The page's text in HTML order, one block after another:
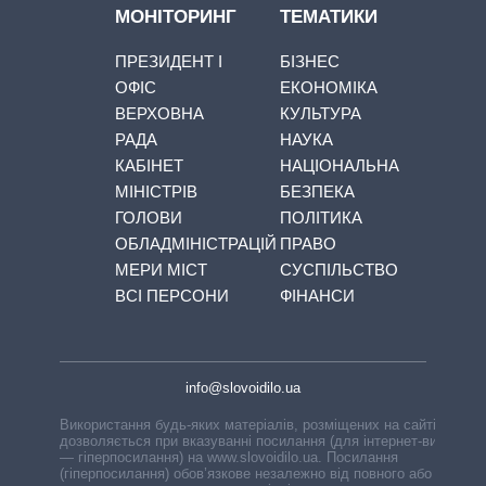
МОНІТОРИНГ
ПРЕЗИДЕНТ І
ОФІС
ВЕРХОВНА
РАДА
КАБІНЕТ
МІНІСТРІВ
ГОЛОВИ
ОБЛАДМІНІСТРАЦІЙ
МЕРИ МІСТ
ВСІ ПЕРСОНИ
ТЕМАТИКИ
БІЗНЕС
ЕКОНОМІКА
КУЛЬТУРА
НАУКА
НАЦІОНАЛЬНА
БЕЗПЕКА
ПОЛІТИКА
ПРАВО
СУСПІЛЬСТВО
ФІНАНСИ
info@slovoidilo.ua
Використання будь-яких матеріалів, розміщених на сайті,
дозволяється при вказуванні посилання (для інтернет-видань
— гіперпосилання) на www.slovoidilo.ua. Посилання
(гіперпосилання) обов’язкове незалежно від повного або